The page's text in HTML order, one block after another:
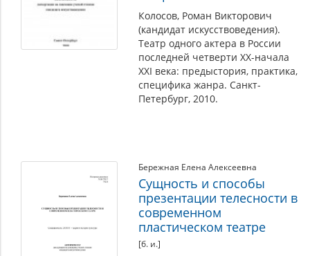
Колосов, Роман Викторович
(кандидат искусствоведения).
Театр одного актера в России
последней четверти XX-начала
XXI века: предыстория, практика,
специфика жанра. Санкт-
Петербург, 2010.
Бережная Елена Алексеевна
Сущность и способы
презентации телесности в
современном
пластическом театре
[б. и.]